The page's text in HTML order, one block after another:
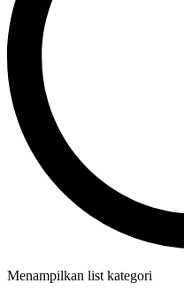
Menampilkan list kategori